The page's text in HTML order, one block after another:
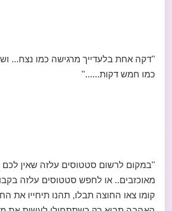
''דקה אחת בלעדייך מרגישה כמו נצח...
כמו חמש דקות......''
''במקום לרשום סטטוסים עלזה שאין
מאוכזבים.. או לחפש סטטוסים עלזה
קומו צאו החוצה תבלו, תהנו תיחייו את